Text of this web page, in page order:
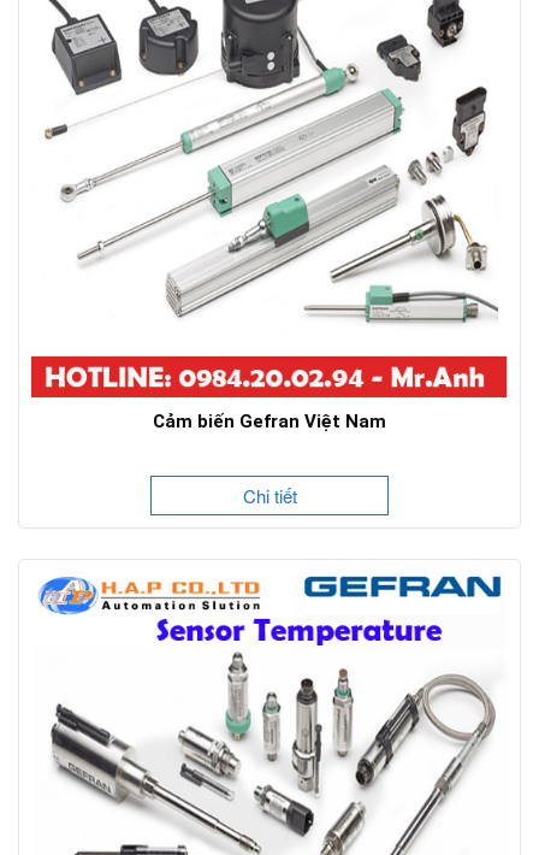
Cảm biến Gefran Việt Nam
Chi tiết